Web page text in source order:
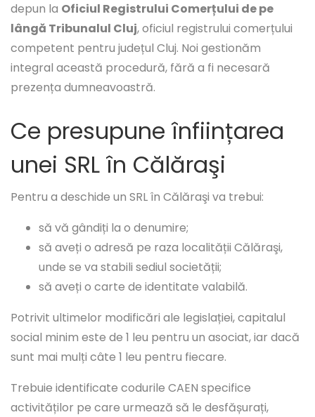
depun la Oficiul Registrului Comerțului de pe
lângă Tribunalul Cluj, oficiul registrului comerțului
competent pentru județul Cluj. Noi gestionăm
integral această procedură, fără a fi necesară
prezența dumneavoastră.
Ce presupune înființarea
unei SRL în Călăraşi
Pentru a deschide un SRL în Călăraşi va trebui:
să vă gândiți la o denumire;
să aveți o adresă pe raza localității Călăraşi,
unde se va stabili sediul societății;
să aveți o carte de identitate valabilă.
Potrivit ultimelor modificări ale legislației, capitalul
social minim este de 1 leu pentru un asociat, iar dacă
sunt mai mulți câte 1 leu pentru fiecare.
Trebuie identificate codurile CAEN specifice
activităților pe care urmează să le desfășurați,